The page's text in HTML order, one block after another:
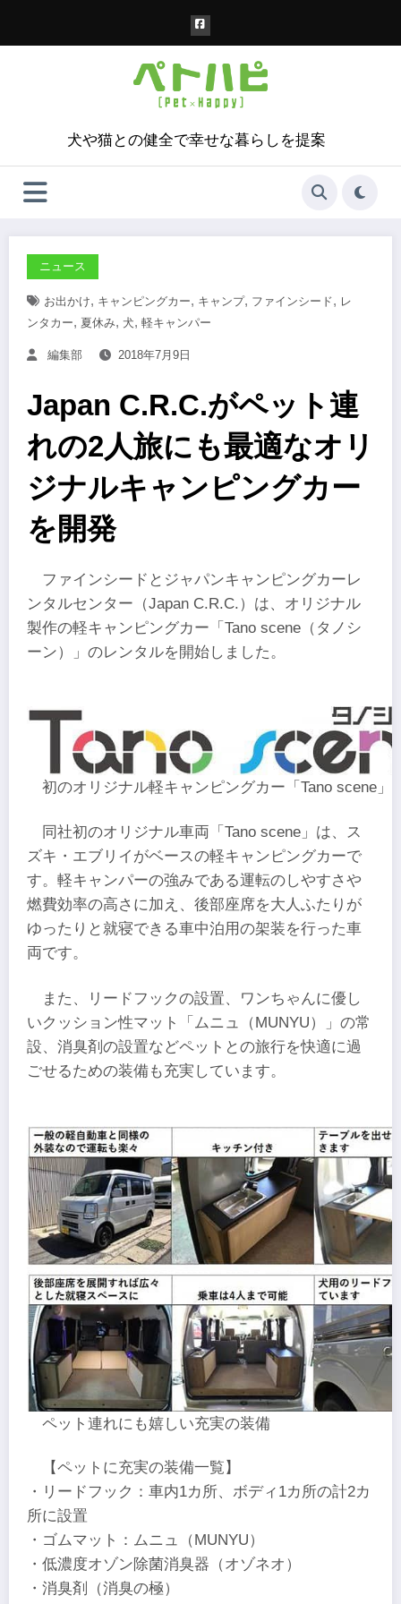
犬や猫との健全で幸せな暮らしを提案
ニュース
お出かけ, キャンピングカー, キャンプ, ファインシード, レ
ンタカー, 夏休み, 犬, 軽キャンパー
編集部 2018年7月9日
Japan C.R.C.がペット連
れの2人旅にも最適なオリ
ジナルキャンピングカー
を開発
ファインシードとジャパンキャンピングカーレ
ンタルセンター（Japan C.R.C.）は、オリジナル
製作の軽キャンピングカー「Tano scene（タノシ
ーン）」のレンタルを開始しました。
初のオリジナル軽キャンピングカー「Tano scene」
同社初のオリジナル車両「Tano scene」は、ス
ズキ・エブリイがベースの軽キャンピングカーで
す。軽キャンパーの強みである運転のしやすさや
燃費効率の高さに加え、後部座席を大人ふたりが
ゆったりと就寝できる車中泊用の架装を行った車
両です。
また、リードフックの設置、ワンちゃんに優し
いクッション性マット「ムニュ（MUNYU）」の常
設、消臭剤の設置などペットとの旅行を快適に過
ごせるための装備も充実しています。
ペット連れにも嬉しい充実の装備
【ペットに充実の装備一覧】
・リードフック：車内1カ所、ボディ1カ所の計2カ
所に設置
・ゴムマット：ムニュ（MUNYU）
・低濃度オゾン除菌消臭器（オゾネオ）
・消臭剤（消臭の極）